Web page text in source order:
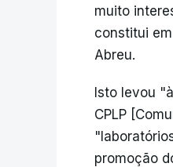
muito
constitui
Abreu.
Isto levou
CPLP
promoção